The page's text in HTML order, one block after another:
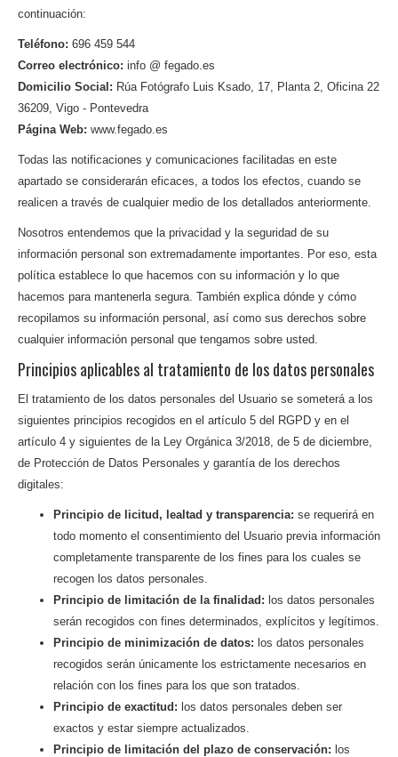
continuación:
Teléfono: 696 459 544
Correo electrónico: info @ fegado.es
Domicilio Social: Rúa Fotógrafo Luis Ksado, 17, Planta 2, Oficina 22
36209, Vigo - Pontevedra
Página Web: www.fegado.es
Todas las notificaciones y comunicaciones facilitadas en este
apartado se considerarán eficaces, a todos los efectos, cuando se
realicen a través de cualquier medio de los detallados anteriormente.
Nosotros entendemos que la privacidad y la seguridad de su
información personal son extremadamente importantes. Por eso, esta
política establece lo que hacemos con su información y lo que
hacemos para mantenerla segura. También explica dónde y cómo
recopilamos su información personal, así como sus derechos sobre
cualquier información personal que tengamos sobre usted.
Principios aplicables al tratamiento de los datos personales
El tratamiento de los datos personales del Usuario se someterá a los
siguientes principios recogidos en el artículo 5 del RGPD y en el
artículo 4 y siguientes de la Ley Orgánica 3/2018, de 5 de diciembre,
de Protección de Datos Personales y garantía de los derechos
digitales:
Principio de licitud, lealtad y transparencia: se requerirá en
todo momento el consentimiento del Usuario previa información
completamente transparente de los fines para los cuales se
recogen los datos personales.
Principio de limitación de la finalidad: los datos personales
serán recogidos con fines determinados, explícitos y legítimos.
Principio de minimización de datos: los datos personales
recogidos serán únicamente los estrictamente necesarios en
relación con los fines para los que son tratados.
Principio de exactitud: los datos personales deben ser
exactos y estar siempre actualizados.
Principio de limitación del plazo de conservación: los